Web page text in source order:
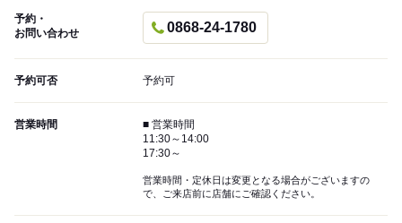
予約・
お問い合わせ
0868-24-1780
予約可否 予約可
営業時間
■ 営業時間
11:30～14:00
17:30～
営業時間・定休日は変更となる場合がございますの
で、ご来店前に店舗にご確認ください。